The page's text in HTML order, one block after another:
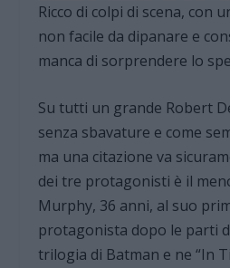
Ricco di colpi di scena, con
non facile da dipanare e
manca di sorprendere lo
Su tutti un grande Robert
senza sbavature e come
ma una citazione va
dei tre protagonisti è il
Murphy, 36 anni, al suo
protagonista dopo le parti
trilogia di Batman e ne “In